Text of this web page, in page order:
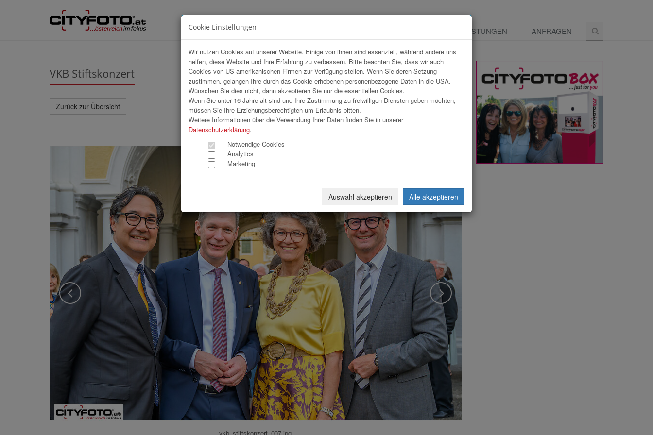
LEISTUNGEN ANFRAGEN
VKB Stiftskonzert
Zurück zur Übersicht Download Weiterleiten
vkb_stiftskonzert_007.jpg
Cookie Einstellungen
Wir nutzen Cookies auf unserer Website. Einige von ihnen sind essenziell, während andere uns
helfen, diese Website und Ihre Erfahrung zu verbessern. Bitte beachten Sie, dass wir auch
Cookies von US-amerikanischen Firmen zur Verfügung stellen. Wenn Sie deren Setzung
zustimmen, gelangen Ihre durch das Cookie erhobenen personenbezogene Daten in die USA.
Wünschen Sie dies nicht, dann akzeptieren Sie nur die essentiellen Cookies.
Wenn Sie unter 16 Jahre alt sind und Ihre Zustimmung zu freiwilligen Diensten geben möchten,
müssen Sie Ihre Erziehungsberechtigten um Erlaubnis bitten.
Weitere Informationen über die Verwendung Ihrer Daten finden Sie in unserer
Datenschutzerklärung.
Notwendige Cookies
Analytics
Marketing
Auswahl akzeptieren Alle akzeptieren